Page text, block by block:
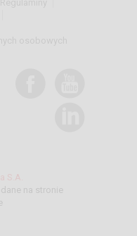
na stronie